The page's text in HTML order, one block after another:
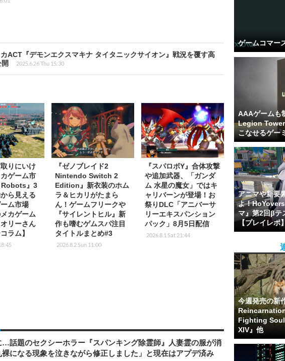
ACT『デモンエクスマキナ タイタニックサイオン』戦況を覆す高
2025.6.26 Thu 15:30
りにいけ
ゲーム市
』3
ら見える
ム市場
カゲーム
リーさん
ラム】
『ゼノブレイド2
Nintendo Switch 2
Edition』新衣装のホム
ラ＆ヒカリがたまら
ん！ゲームフリークや
『サイレントヒル』新
作も嗜むゲムスパ注目
タイトルまとめ#3
2026.8.2 Sun 11:00
『スパロボY』合体攻撃
や追加武器、「ガンダ
ム 水星の魔女」ではキ
ャリバーンが登場！お
祭りDLC「アニバーサ
リーエキスパンション
パック」8月5日配信
2026.8.1 Sat 21:44
話題のセクシーホラー『スパンキング除霊師』人妻霊の服が消
になる現象を泣きながら修正しました」と現在はアプデ済み
ゲームコマー
AAAゲームも
Legion
こなせるゲー
アニマや新要
よ！
マ』第2回βテ
【プレイレポ】
今週発売の新
Fighting
XIV』他